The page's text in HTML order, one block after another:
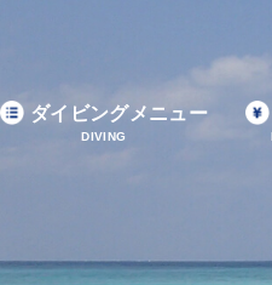
ダイビングメニュー
DIVING